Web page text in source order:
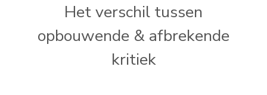
Het verschil tussen
opbouwende & afbrekende
kritiek